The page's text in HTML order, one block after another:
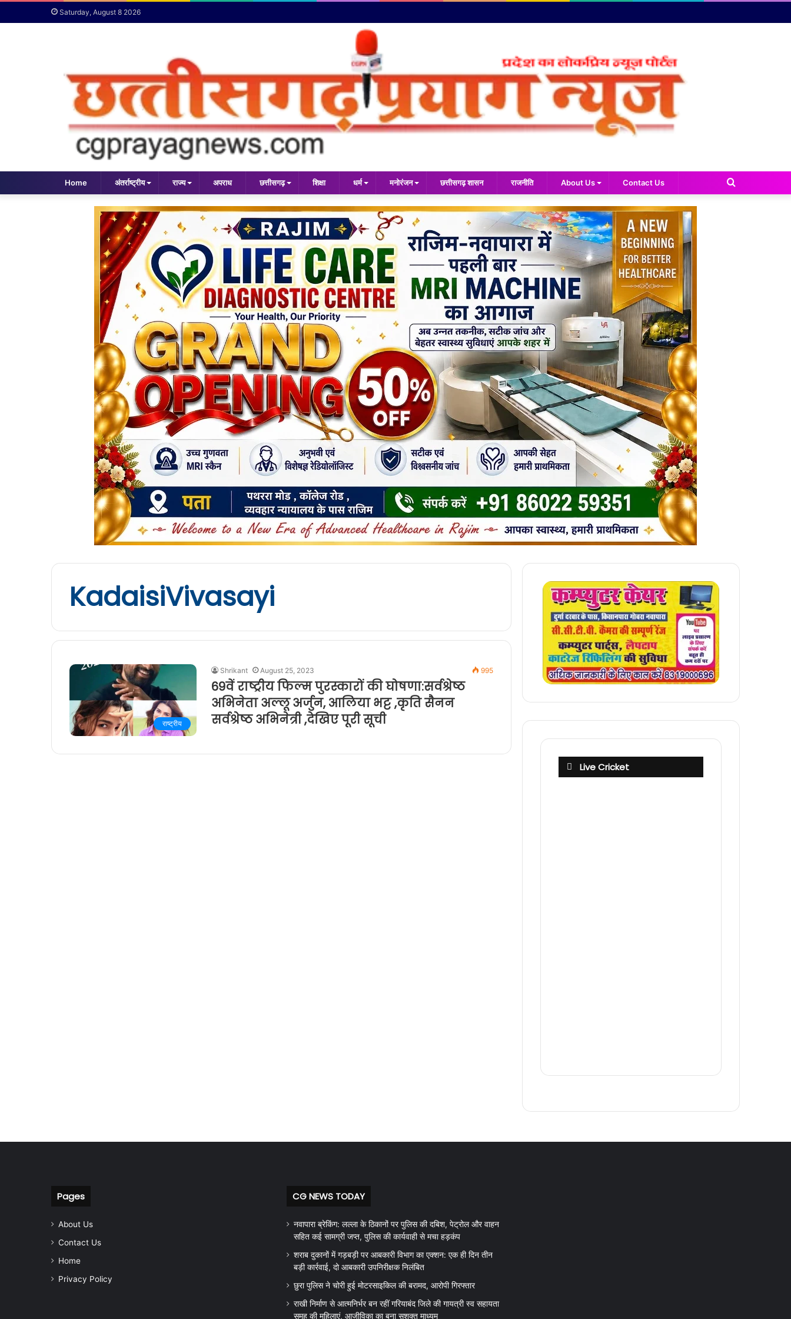
Saturday, August 8 2026
Home अंतर्राष्ट्रीय राज्य अपराध छत्तीसगढ़ शिक्षा धर्म मनोरंजन छत्तीसगढ़ शासन राजनीति About Us Contact Us
Search
KadaisiVivasayi
राष्ट्रीय
Shrikant August 25, 2023 995
69वें राष्ट्रीय फिल्म पुरस्कारों की घोषणा:सर्वश्रेष्ठ
अभिनेता अल्लू अर्जुन, आलिया भट्ट ,कृति सैनन
सर्वश्रेष्ठ अभिनेत्री ,देखिए पूरी सूची
Live Cricket
Pages
About Us
Contact Us
Home
Privacy Policy
CG NEWS TODAY
नवापारा ब्रेकिंग: लल्ला के ठिकानों पर पुलिस की दबिश, पेट्रोल और वाहन
सहित कई सामग्री जप्त, पुलिस की कार्यवाही से मचा हड़कंप
शराब दुकानों में गड़बड़ी पर आबकारी विभाग का एक्शन: एक ही दिन तीन
बड़ी कार्रवाई, दो आबकारी उपनिरीक्षक निलंबित
छुरा पुलिस ने चोरी हुई मोटरसाइकिल की बरामद, आरोपी गिरफ्तार
राखी निर्माण से आत्मनिर्भर बन रहीं गरियाबंद जिले की गायत्री स्व सहायता
समूह की महिलाएं, आजीविका का बना सशक्त माध्यम